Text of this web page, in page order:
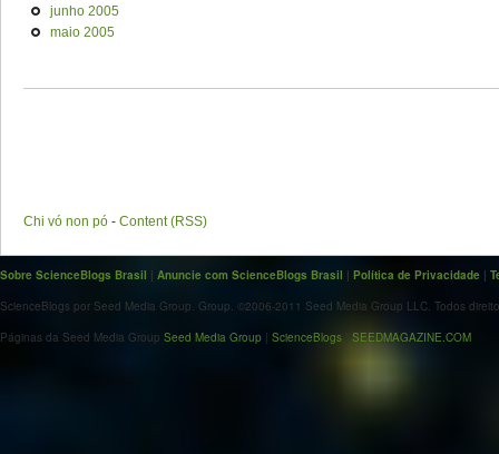
junho 2005
maio 2005
Chi vó non pó - Content (RSS)
Sobre ScienceBlogs Brasil | Anuncie com ScienceBlogs Brasil | Política de Privacidade |
ScienceBlogs por Seed Media Group. Group. ©2006-2011 Seed Media Group LLC. Todos
Páginas da Seed Media Group Seed Media Group | ScienceBlogs SEEDMAGAZINE.COM